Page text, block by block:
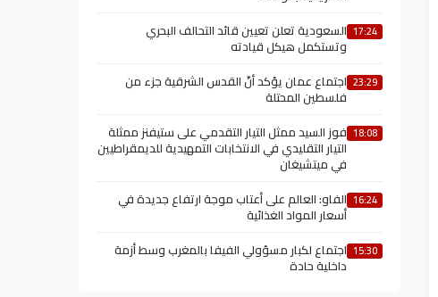
17:24 السعودية تعلن تعيين قائد التحالف البحري
وتستكمل هيكل قيادته
23:29 اجتماع عمان يؤكد أنّ القدس الشرقية جزء من
فلسطين المحتلة
18:08 فوز السيد ممثل التيار التقدمي على ستيفنز ممثلة
التيار التقليدي في الانتخابات التمهيدية للديمقراطيين
في ميتشيغان
16:24 الفاو: العالم على أعتاب موجة ارتفاع جديدة في
أسعار المواد الغذائية
15:30 اجتماع لكبار مسؤولي الفيفا بالمغرب وسط أزمة
داخلية حادة